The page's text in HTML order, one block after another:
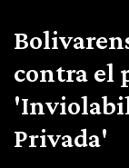
contra el
Privada'